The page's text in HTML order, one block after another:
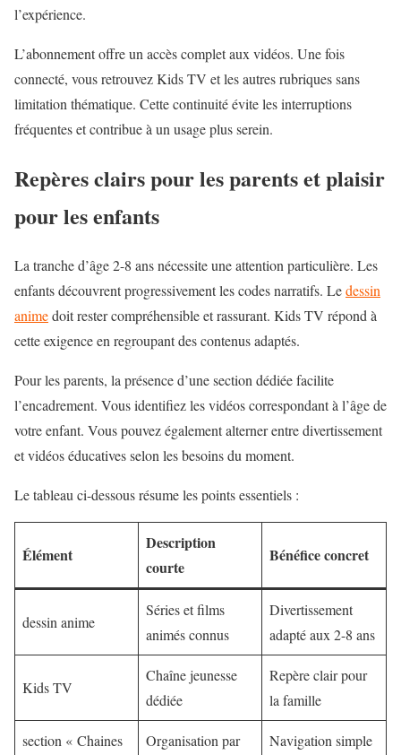
l’expérience.
L’abonnement offre un accès complet aux vidéos. Une fois
connecté, vous retrouvez Kids TV et les autres rubriques sans
limitation thématique. Cette continuité évite les interruptions
fréquentes et contribue à un usage plus serein.
Repères clairs pour les parents et plaisir
pour les enfants
La tranche d’âge 2-8 ans nécessite une attention particulière. Les
enfants découvrent progressivement les codes narratifs. Ledessin
animedoit rester compréhensible et rassurant. Kids TV répond à
cette exigence en regroupant des contenus adaptés.
Pour les parents, la présence d’une section dédiée facilite
l’encadrement. Vous identifiez les vidéos correspondant à l’âge de
votre enfant. Vous pouvez également alterner entre divertissement
et vidéos éducatives selon les besoins du moment.
Le tableau ci-dessous résume les points essentiels :
Élément
Description
courte
Bénéfice concret
dessin anime
Séries et films
animés connus
Divertissement
adapté aux 2-8 ans
Kids TV
Chaîne jeunesse
dédiée
Repère clair pour
la famille
section « Chaines
Organisation par
Navigation simple